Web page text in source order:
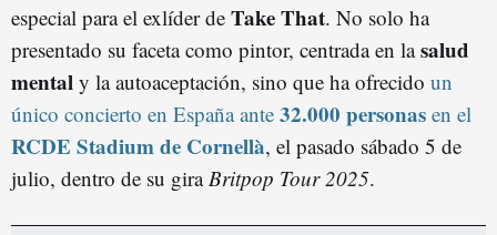
especial para el exlíder de Take That. No solo ha
presentado su faceta como pintor, centrada en lasalud
mental y la autoaceptación, sino que ha ofrecido un
único concierto en España ante 32.000 personas en el
RCDE Stadium de Cornellà, el pasado sábado 5 de
julio, dentro de su gira Britpop Tour 2025.